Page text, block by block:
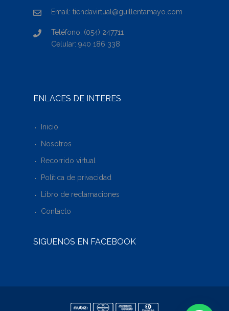
Email: tiendavirtual@guillentamayo.com
Teléfono: (054) 247711
Celular: 940 186 338
ENLACES DE INTERÉS
Inicio
Nosotros
Recorrido virtual
Política de privacidad
Libro de reclamaciones
Contacto
SÍGUENOS EN FACEBOOK